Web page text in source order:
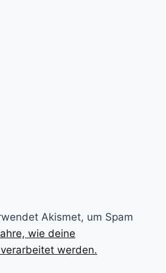
Akismet, um Spam
wie deine
werden.